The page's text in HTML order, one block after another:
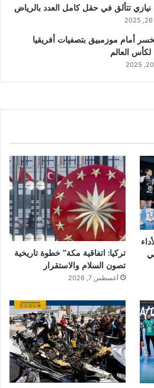
تتألق في حقل كامل العدد بالرياض
أمام موزمبيق بتصفيات أفريقيا
لكأس العالم
تركيا: اتفاقية مكة” خطوة تاريخية
تصون السلام والاستقرار
أغسطس 7, 2026